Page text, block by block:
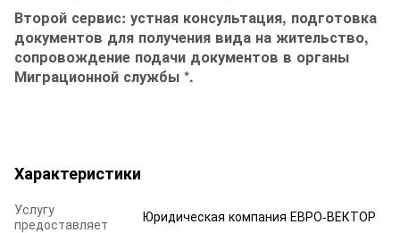
Второй сервис: устная консультация, подготовка
документов для получения вида на жительство,
сопровождение подачи документов в органы
Миграционной службы *.
Характеристики
Услугу
предоставляет
Юридическая компания ЕВРО-ВЕКТОР